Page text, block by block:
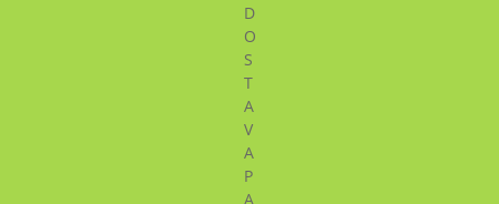
D
O
S
T
A
V
A
P
A